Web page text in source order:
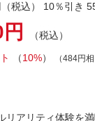
用ガイド
ある質問・お問合せ
税込） 10％引き
（税込）
（10%） （484円相
リアリティ体験を